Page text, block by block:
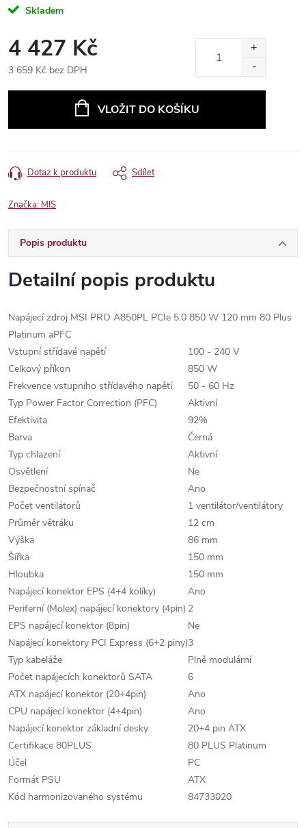
Skladem
4 427 Kč
3 659 Kč bez DPH
VLOŽIT DO KOŠÍKU
Dotaz k produktu Sdílet
Značka: MIS
Popis produktu
Detailní popis produktu
Napájecí zdroj MSI PRO A850PL PCIe 5.0 850 W 120 mm 80 Plus
Platinum aPFC
Vstupní střídavé napětí
100 - 240 V
Celkový příkon
850 W
Frekvence vstupního střídavého napětí
50 - 60 Hz
Typ Power Factor Correction (PFC)
Aktivní
Efektivita
92%
Barva
Černá
Typ chlazení
Aktivní
Osvětlení
Ne
Bezpečnostní spínač
Ano
Počet ventilátorů
1 ventilátor/ventilátory
Průměr větráku
12 cm
Výška
86 mm
Šířka
150 mm
Hloubka
150 mm
Napájecí konektor EPS (4+4 kolíky)
Ano
Periferní (Molex) napájecí konektory (4pin) 2
EPS napájecí konektor (8pin)
Ne
Napájecí konektory PCI Express (6+2 piny)3
Typ kabeláže
Plně modulární
Počet napájecích konektorů SATA
6
ATX napájecí konektor (20+4pin)
Ano
CPU napájecí konektor (4+4pin)
Ano
Napájecí konektor základní desky
20+4 pin ATX
Certifikace 80PLUS
80 PLUS Platinum
Účel
PC
Formát PSU
ATX
Kód harmonizovaného systému
84733020